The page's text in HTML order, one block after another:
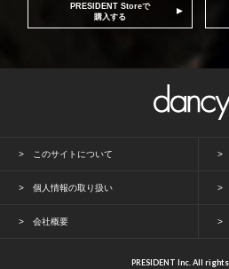
PRESIDENT Storeで
購入する
このサイトについて
個人情報の取り扱い
会社概要
PRESIDENT Inc. All